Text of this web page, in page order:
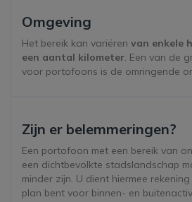
Omgeving
Het bereik kan variëren van enkele
een aantal kilometer. Een van de
voor portofoons is de omringende
Zijn er belemmeringen?
Een portofoon met een bereik van
een dichtbevolkte stadslandschap
minder zijn. U dient hiermee
plan bent voor binnen- en